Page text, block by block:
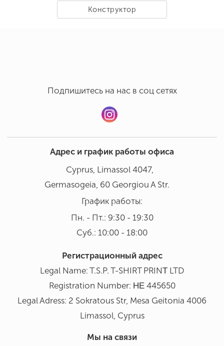
Конструктор
Подпишитесь на нас в соц сетях
Адрес и график работы офиса
Cyprus, Limassol 4047,
Germasogeia, 60 Georgiou A Str.
График работы:
Пн. - Пт.: 9:30 - 19:30
Суб.: 10:00 - 18:00
Регистрационный адрес
Legal Name: T.S.P. T-SHIRT PRINΤ LTD
Registration Number: ΗΕ 445650
Legal Adress: 2 Sokratous Str, Mesa Geitonia 4006
Limassol, Cyprus
Мы на связи